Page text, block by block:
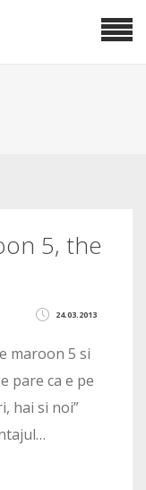
5, the
24.03.2013
maroon 5 si
pare ca e pe
hai si noi”